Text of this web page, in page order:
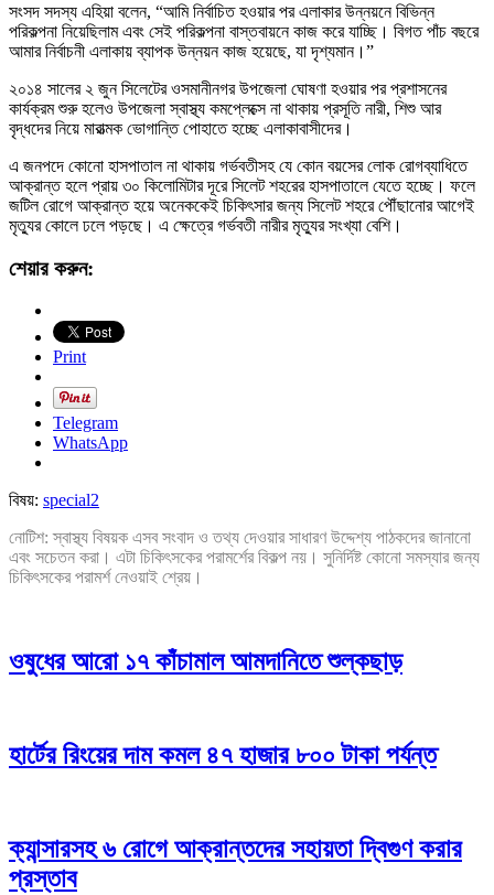
সংসদ সদস্য এহিয়া বলেন, “আমি নির্বাচিত হওয়ার পর এলাকার উন্নয়নে বিভিন্ন
পরিকল্পনা নিয়েছিলাম এবং সেই পরিকল্পনা বাস্তবায়নে কাজ করে যাচ্ছি। বিগত পাঁচ বছরে
আমার নির্বাচনী এলাকায় ব্যাপক উন্নয়ন কাজ হয়েছে, যা দৃশ্যমান।”
২০১৪ সালের ২ জুন সিলেটের ওসমানীনগর উপজেলা ঘোষণা হওয়ার পর প্রশাসনের
কার্যক্রম শুরু হলেও উপজেলা স্বাস্থ্য কমপ্লেক্সে না থাকায় প্রসূতি নারী, শিশু আর
বৃদ্ধদের নিয়ে মারাত্মক ভোগান্তি পোহাতে হচ্ছে এলাকাবাসীদের।
এ জনপদে কোনো হাসপাতাল না থাকায় গর্ভবতীসহ যে কোন বয়সের লোক রোগব্যাধিতে
আক্রান্ত হলে প্রায় ৩০ কিলোমিটার দূরে সিলেট শহরের হাসপাতালে যেতে হচ্ছে। ফলে
জটিল রোগে আক্রান্ত হয়ে অনেককেই চিকিৎসার জন্য সিলেট শহরে পৌঁছানোর আগেই
মৃত্যুর কোলে ঢলে পড়ছে। এ ক্ষেত্রে গর্ভবতী নারীর মৃত্যুর সংখ্যা বেশি।
শেয়ার করুন:
Print
Telegram
WhatsApp
বিষয়: special2
নোটিশ: স্বাস্থ্য বিষয়ক এসব সংবাদ ও তথ্য দেওয়ার সাধারণ উদ্দেশ্য পাঠকদের জানানো
এবং সচেতন করা। এটা চিকিৎসকের পরামর্শের বিকল্প নয়। সুনির্দিষ্ট কোনো সমস্যার জন্য
চিকিৎসকের পরামর্শ নেওয়াই শ্রেয়।
ওষুধের আরো ১৭ কাঁচামাল আমদানিতে শুল্কছাড়
হার্টের রিংয়ের দাম কমল ৪৭ হাজার ৮০০ টাকা পর্যন্ত
ক্যান্সারসহ ৬ রোগে আক্রান্তদের সহায়তা দ্বিগুণ করার
প্রস্তাব